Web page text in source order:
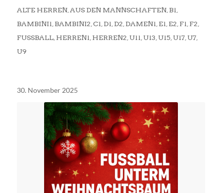
ALTE HERREN, AUS DEN MANNSCHAFTEN, B1
BAMBINI1 BAMBINI2 C1 D1 D2 DAMEN1 E1 E2 F1 F2
FUSSBALL , HERREN1 HERREN2 U11 U13 U15, U17, U7,
U9
30. November 2025